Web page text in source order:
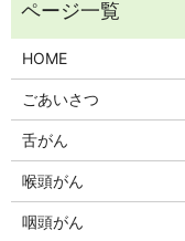
HOME
ごあいさつ
舌がん
喉頭がん
咽頭がん